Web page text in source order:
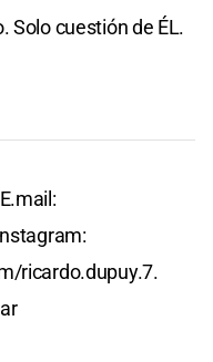
Solo cuestión de ÉL.
ricardo.dupuy.7.